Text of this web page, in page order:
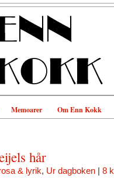
Memoarer Om Enn Kokk
hår
& lyrik, Ur dagboken| 8